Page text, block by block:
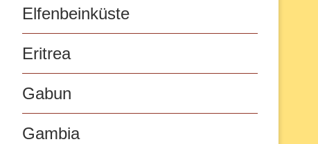
Elfenbeinküste
Eritrea
Gabun
Gambia